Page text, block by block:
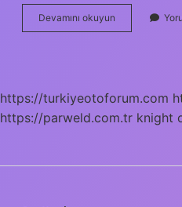
Devamını okuyun
Acmak
Lazim
2024
https://turkiyeotoforum.com
https://parweld.com.tr knight